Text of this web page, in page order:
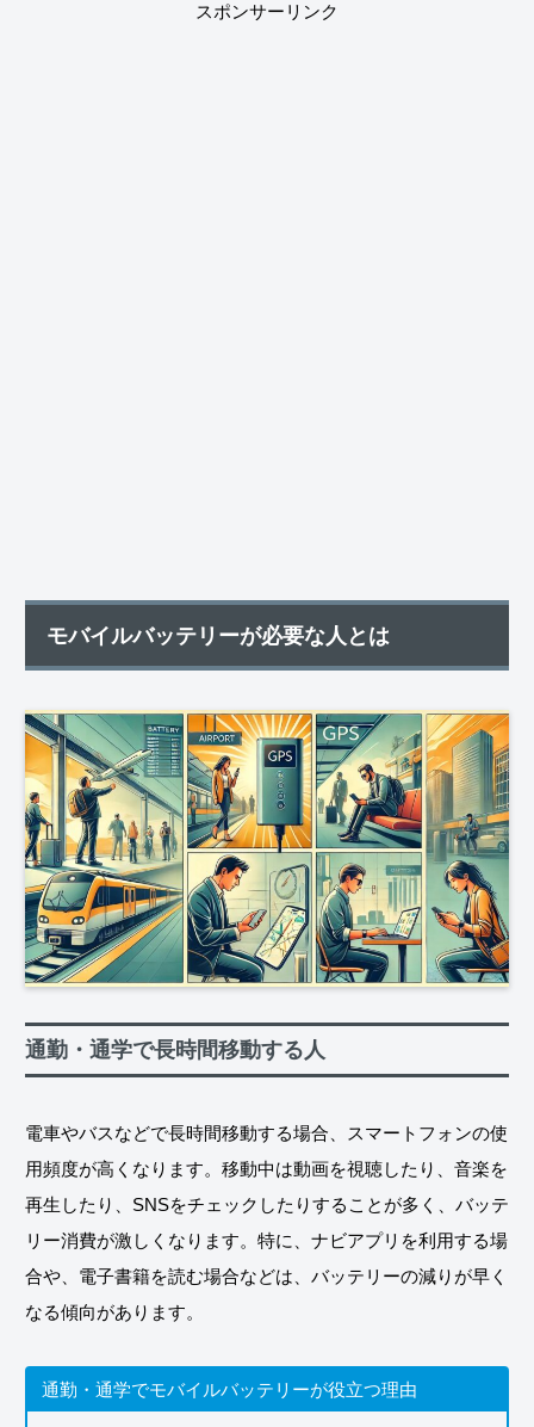
スポンサーリンク
モバイルバッテリーが必要な人とは
通勤・通学で長時間移動する人
電車やバスなどで長時間移動する場合、スマートフォンの使
用頻度が高くなります。移動中は動画を視聴したり、音楽を
再生したり、SNSをチェックしたりすることが多く、バッテ
リー消費が激しくなります。特に、ナビアプリを利用する場
合や、電子書籍を読む場合などは、バッテリーの減りが早く
なる傾向があります。
通勤・通学でモバイルバッテリーが役立つ理由